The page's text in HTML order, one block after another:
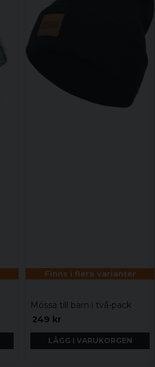
Finns i flera varianter
Mössa till barn i två-pack
249 kr
LÄGG I VARUKORGEN